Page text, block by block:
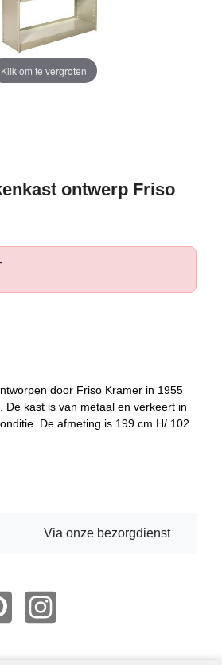
Klik om te vergroten
ontwerp Friso
door Friso Kramer in 1955
De kast is van metaal en verkeert in
De afmeting is 199 cm H/ 102
Via onze bezorgdienst